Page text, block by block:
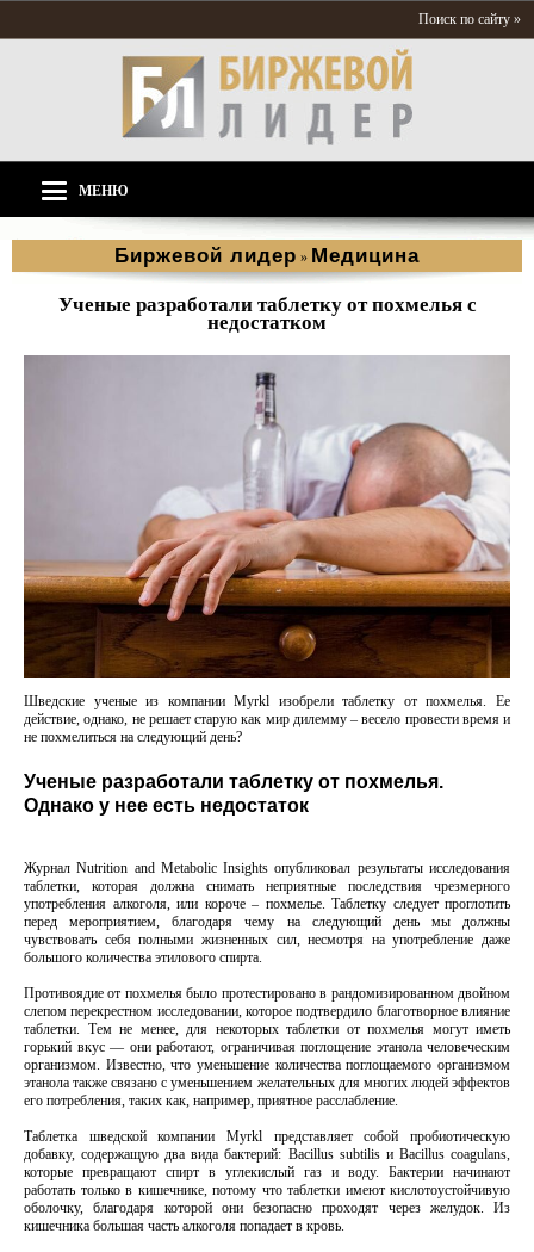
Поиск по сайту »
МЕНЮ
Биржевой лидер » Медицина
Ученые разработали таблетку от похмелья с
недостатком
Шведские ученые из компании Myrkl изобрели таблетку от похмелья. Ее
действие, однако, не решает старую как мир дилемму – весело провести время и
не похмелиться на следующий день?
Ученые разработали таблетку от похмелья.
Однако у нее есть недостаток
Журнал Nutrition and Metabolic Insights опубликовал результаты исследования
таблетки, которая должна снимать неприятные последствия чрезмерного
употребления алкоголя, или короче – похмелье. Таблетку следует проглотить
перед мероприятием, благодаря чему на следующий день мы должны
чувствовать себя полными жизненных сил, несмотря на употребление даже
большого количества этилового спирта.
Противоядие от похмелья было протестировано в рандомизированном двойном
слепом перекрестном исследовании, которое подтвердило благотворное влияние
таблетки. Тем не менее, для некоторых таблетки от похмелья могут иметь
горький вкус — они работают, ограничивая поглощение этанола человеческим
организмом. Известно, что уменьшение количества поглощаемого организмом
этанола также связано с уменьшением желательных для многих людей эффектов
его потребления, таких как, например, приятное расслабление.
Таблетка шведской компании Myrkl представляет собой пробиотическую
добавку, содержащую два вида бактерий: Bacillus subtilis и Bacillus coagulans,
которые превращают спирт в углекислый газ и воду. Бактерии начинают
работать только в кишечнике, потому что таблетки имеют кислотоустойчивую
оболочку, благодаря которой они безопасно проходят через желудок. Из
кишечника большая часть алкоголя попадает в кровь.